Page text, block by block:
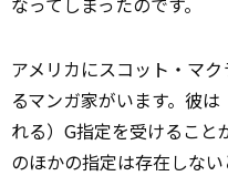
アメリカにスコット・マ
るマンガ家がいます。彼
れる）G指定を受けること
のほかの指定は存在しな